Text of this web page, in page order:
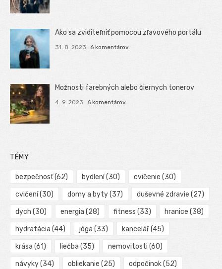
Ako sa zviditeľniť pomocou zľavového portálu
31. 8. 2023 6 komentárov
Možnosti farebných alebo čiernych tonerov
4. 9. 2023 6 komentárov
TÉMY
bezpečnosť(62) bydlení(30) cvičenie (30)
cvičení(30) domy a byty(37) duševné zdravie (27)
dych (30) energia (28) fitness (33) hranice (38)
hydratácia (44) jóga (33) kancelář(45)
krása (61) liečba (35) nemovitosti (60)
návyky(34) obliekanie (25) odpočinok(52)